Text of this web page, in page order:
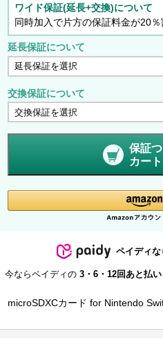
ワイド保証(延長+交換)について
同時加入で片方の保証料金が20％
延長保証について
交換保証について
保証
カー
ペイディな
今ならペイディの 3・6・12回あと払い
microSDXCカード for Nintendo